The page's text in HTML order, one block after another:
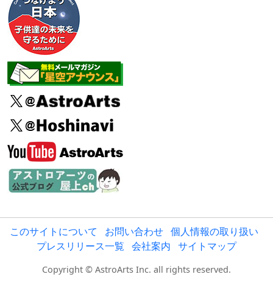
このサイトについて お問い合わせ 個人情報の取り扱い
プレスリリース一覧 会社案内 サイトマップ
Copyright © AstroArts Inc. all rights reserved.